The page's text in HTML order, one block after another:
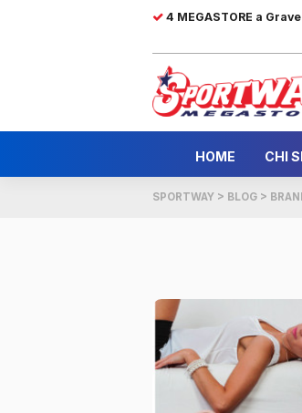
4 MEGASTORE a
HOME CHI
SPORTWAY > BLOG >